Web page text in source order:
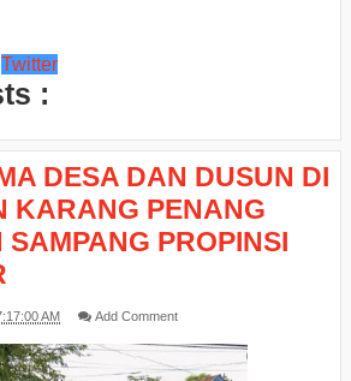
Twitter
:
DESA DAN DUSUN DI
KARANG PENANG
PROPINSI
AM Add Comment